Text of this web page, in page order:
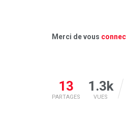
Merci de vous
13
PARTAGES
1.3k
VUES